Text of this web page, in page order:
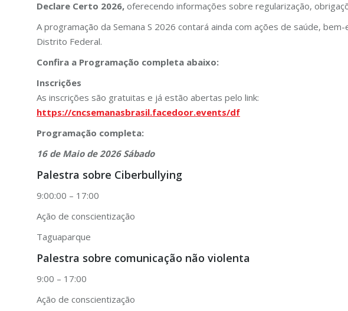
Declare Certo 2026, oferecendo informações sobre regularização,
A programação da Semana S 2026 contará ainda com ações de saúde,
Distrito Federal.
Confira a Programação completa abaixo:
Inscrições
As inscrições são gratuitas e já estão abertas pelo link:
https://cncsemanasbrasil.facedoor.events/df
Programação completa:
16 de Maio de 2026 Sábado
Palestra sobre Ciberbullying
9:00:00 – 17:00
Ação de conscientização
Taguaparque
Palestra sobre comunicação não violenta
9:00 – 17:00
Ação de conscientização